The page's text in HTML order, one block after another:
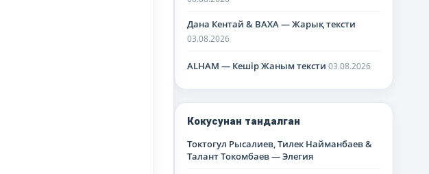
Дана Кентай & BAXA — Жарық тексти
03.08.2026
ALHAM — Кешір Жаным тексти 03.08.2026
Кокусунан тандалган
Токтогул Рысалиев, Тилек Найманбаев &
Талант Токомбаев — Элегия